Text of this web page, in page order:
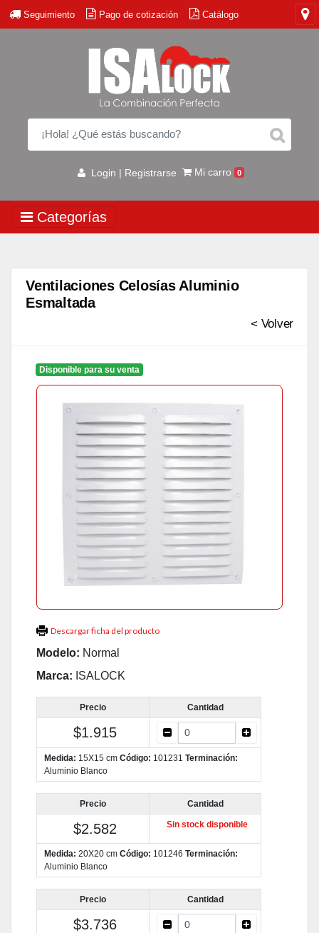
Seguimiento Pago de cotización Catálogo
Login | Registrarse Mi carro 0
Categorías
Ventilaciones Celosías Aluminio
Esmaltada
< Volver
Disponible para su venta
Descargar ficha del producto
Modelo: Normal
Marca: ISALOCK
Precio Cantidad
$1.915
Medida: 15X15 cm Código: 101231 Terminación:
Aluminio Blanco
Precio Cantidad
$2.582 Sin stock disponible
Medida: 20X20 cm Código: 101246 Terminación:
Aluminio Blanco
Precio Cantidad
$3.736